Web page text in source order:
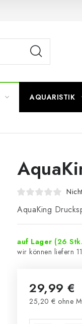
AQUARISTIK
AquaKing
auf Lager (26
29,99 €
25,20 € ohne